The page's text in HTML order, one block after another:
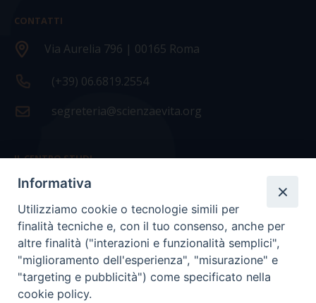
CONTATTI
Via Aurelia 796 | 00165 Roma
(+39) 06.6819.2554
segreteria@scienzaevita.org
IL CENTRO STUDI
La nostra storia
Statuto
Presidenza e ufficio presidenza
Consiglio scientifico
Coordinamento nazionale
Informativa
Utilizziamo cookie o tecnologie simili per
finalità tecniche e, con il tuo consenso, anche per
altre finalità ("interazioni e funzionalità semplici",
"miglioramento dell'esperienza", "misurazione" e
"targeting e pubblicità") come specificato nella
cookie policy.